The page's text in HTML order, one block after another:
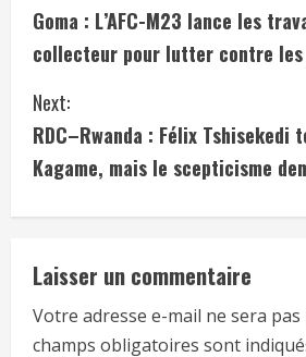
Goma : L’AFC-M23 lance les
collecteur pour lutter contre
Next:
RDC–Rwanda : Félix Tshisekedi
Kagame, mais le scepticisme
Laisser un commentaire
Votre adresse e-mail ne sera pas
champs obligatoires sont